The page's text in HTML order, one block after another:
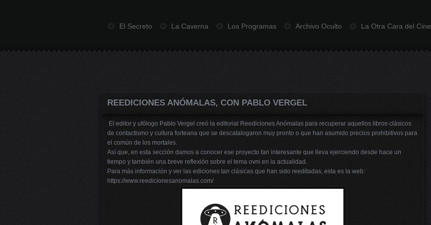
El Secreto La Caverna Los Programas Archivo Oculto La Otra Cara del Cine
REEDICIONES ANÓMALAS, CON PABLO VERGEL
El editor y ufólogo Pablo Vergel creó la editorial Reediciones Anómalas para recuperar aquellos libros clásicos
de contactismo y cultura forteana que se descatalogaron muy pronto o que han asumido precios prohibitivos para
el común de los mortales.
Así que, en esta sección damos a conocer ese proyecto tan interesante que lleva ejerciendo desde hace un
tiempo y también una breve reflexión sobre el tema ovni en la actualidad.
Para más información y ver las ediciones tan clásicas que han sido reeditadas, esta es la web:
https://www.reedicionesanomalas.com/